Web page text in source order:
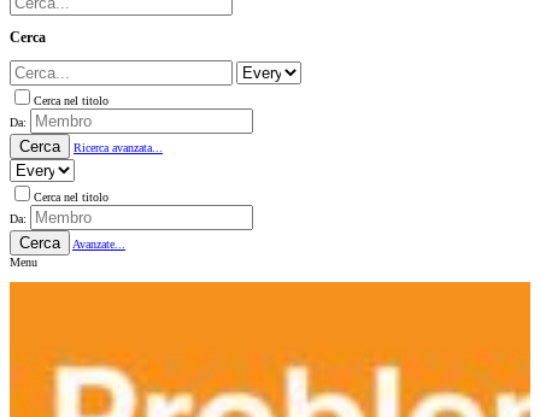
Cerca
Cerca nel titolo
Da:
Cerca Ricerca avanzata...
Cerca nel titolo
Da:
Cerca
Avanzate...
Menu